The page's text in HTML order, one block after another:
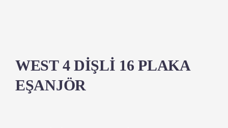
WEST 4 DİŞLİ 16 PLAKA
EŞANJÖR